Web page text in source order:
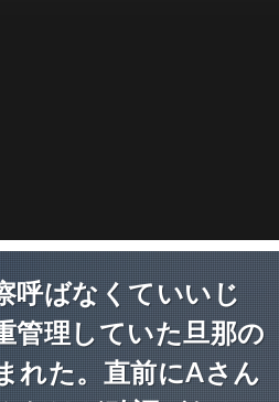
呼ばなくていいじ
管理していた旦那の
れた。直前にAさん